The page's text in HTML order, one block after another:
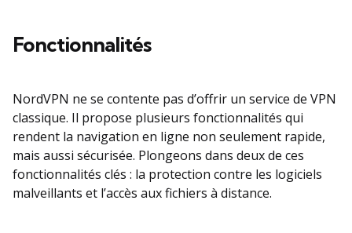
Fonctionnalités
NordVPN ne se contente pas d’offrir un service de VPN
classique. Il propose plusieurs fonctionnalités qui
rendent la navigation en ligne non seulement rapide,
mais aussi sécurisée. Plongeons dans deux de ces
fonctionnalités clés : la protection contre les logiciels
malveillants et l’accès aux fichiers à distance.